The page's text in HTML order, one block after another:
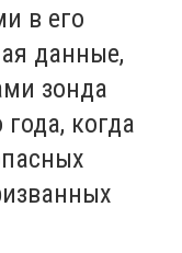
в его
данные,
зонда
когда